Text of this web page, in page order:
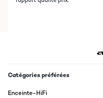
Catégories préférées
Enceinte-HiFi